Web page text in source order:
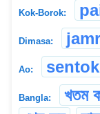
Kok-Borok:
Dimasa:
Ao:
Bangla: খতম